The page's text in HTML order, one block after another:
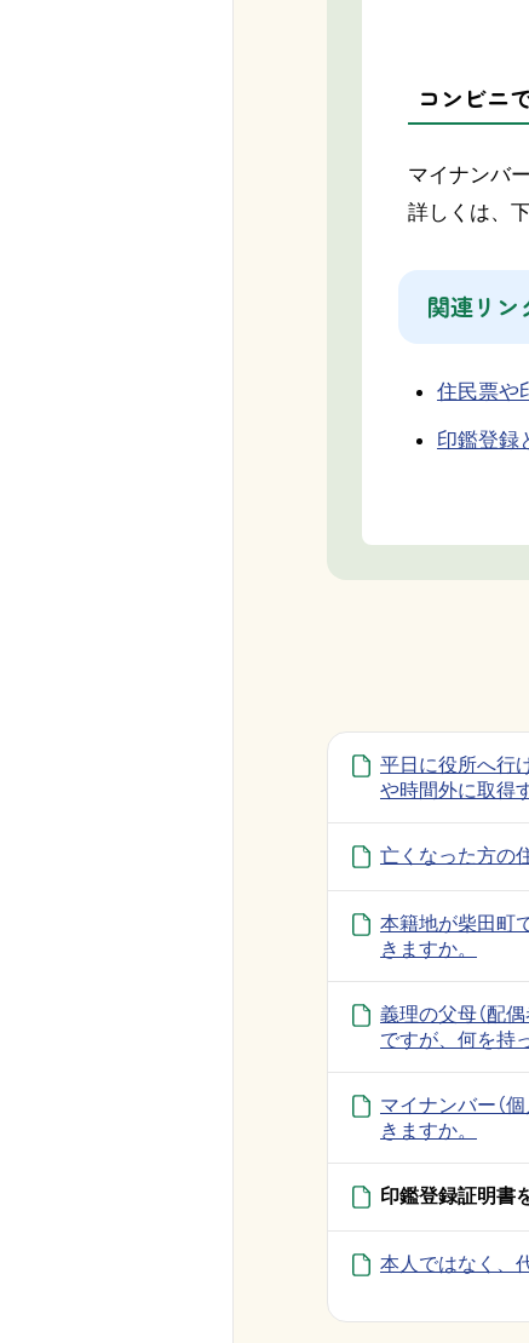
コンビニ
マイナンバ
詳しくは、
関連リン
住民票や
印鑑登録
平日に役所へ行
や時間外に取得
亡くなった方の
本籍地が柴田町
きますか。
義理の父母（配
ですが、何を持
マイナンバー（
きますか。
印鑑登録証明書
本人ではなく、